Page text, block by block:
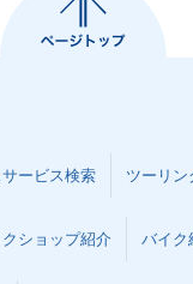
ービス検索 ツーリン
ショップ紹介 バイク